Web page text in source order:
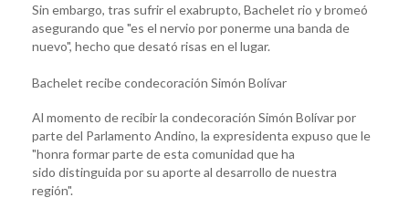
Sin embargo, tras sufrir el exabrupto, Bachelet rio y bromeó
asegurando que "es el nervio por ponerme una banda de
nuevo", hecho que desató risas en el lugar.
Bachelet recibe condecoración Simón Bolívar
Al momento de recibir la condecoración Simón Bolívar por
parte del Parlamento Andino, la expresidenta expuso que le
"honra formar parte de esta comunidad que ha
sido distinguida por su aporte al desarrollo de nuestra
región".